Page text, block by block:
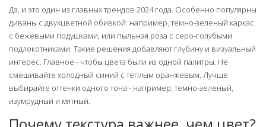
Да, и это один из главных трендов 2024 года. Особенно популярны
диваны с двухцветной обивкой: например, темно-зеленый каркас
с бежевыми подушками, или пыльная роза с серо-голубыми
подлокотниками. Такие решения добавляют глубину и визуальный
интерес. Главное - чтобы цвета были из одной палитры. Не
смешивайте холодный синий с теплым оранжевым. Лучше
выбирайте оттенки одного тона - например, темно-зеленый,
изумрудный и мятный.